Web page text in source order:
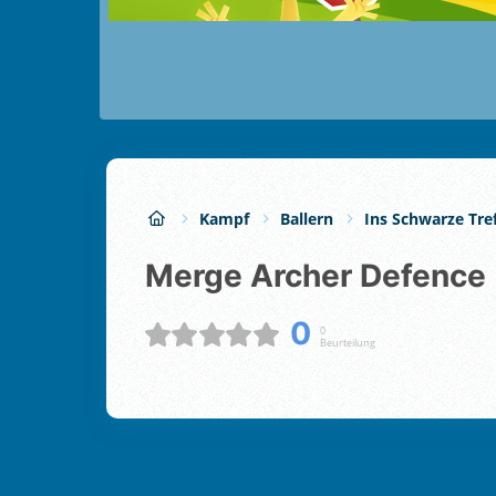
Kampf Ballern Ins Schwarze
Merge Archer Defence
0
0
Beurteilung